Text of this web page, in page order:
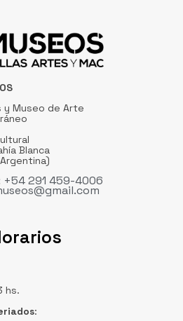
y Museo de Arte
Blanca
+54 291 459-4006
hs.
: